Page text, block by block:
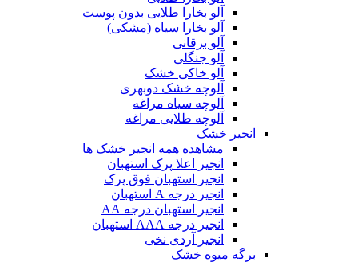
آلو بخارا طلایی بدون پوست
آلو بخارا سیاه (مشکی)
آلو برقانی
آلو جنگلی
آلو خاکی خشک
آلوچه خشک دوبهری
آلوچه سیاه مراغه
آلوچه طلایی مراغه
انجیر خشک
مشاهده همه انجیر خشک ها
انجیر اعلا پرک استهبان
انجیر استهبان فوق پرک
انجیر درجه A استهبان
انجیر استهبان درجه AA
انجیر درجه AAA استهبان
انجیر آردی نخی
برگه میوه خشک